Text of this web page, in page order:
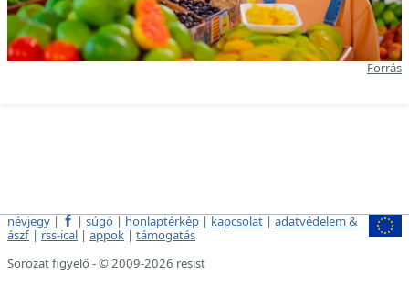
Forrás
névjegy | | súgó | honlaptérkép | kapcsolat | adatvédelem &
ászf | rss-ical | appok | támogatás
Sorozat figyelő - © 2009-2026 resist